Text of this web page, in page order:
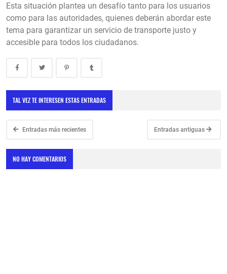
Esta situación plantea un desafío tanto para los usuarios
como para las autoridades, quienes deberán abordar este
tema para garantizar un servicio de transporte justo y
accesible para todos los ciudadanos.
TAL VEZ TE INTERESEN ESTAS ENTRADAS
Entradas más recientes Entradas antiguas
NO HAY COMENTARIOS